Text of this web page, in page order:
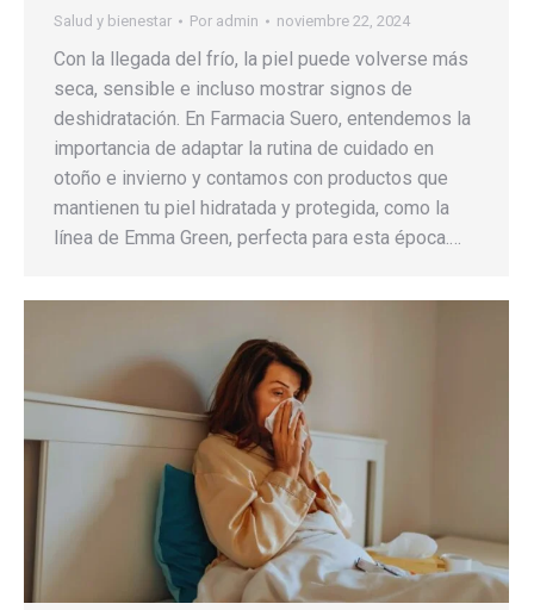
Salud y bienestar Por admin noviembre 22, 2024
Con la llegada del frío, la piel puede volverse más
seca, sensible e incluso mostrar signos de
deshidratación. En Farmacia Suero, entendemos la
importancia de adaptar la rutina de cuidado en
otoño e invierno y contamos con productos que
mantienen tu piel hidratada y protegida, como la
línea de Emma Green, perfecta para esta época.…